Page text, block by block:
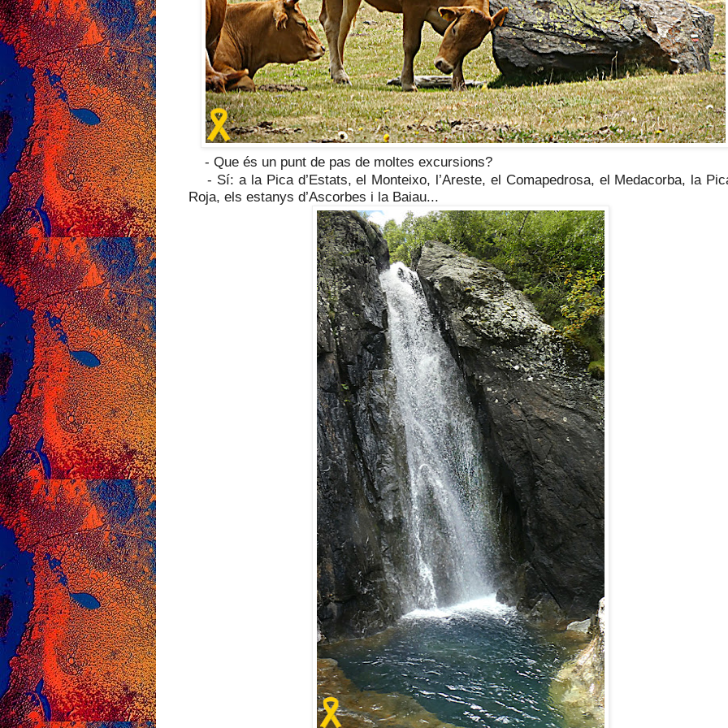
- Que és un punt de pas de moltes excursions?
- Sí: a la Pica d’Estats, el Monteixo, l’Areste, el Comapedrosa, el Medacorba, la
Roja, els estanys d’Ascorbes i la Baiau...